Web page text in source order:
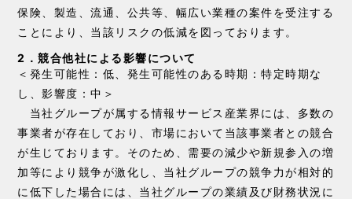
保険、製造、流通、公共等、幅広い業種の案件を受注する
ことにより、当該リスクの低減を図っております。
2．競合他社による影響について
＜発生可能性：低、発生可能性のある時期：特定時期な
し、影響度：中＞
当社グループが属する情報サービス産業界には、多数の
事業者が存在しており、市場において当該事業者との競合
が生じております。そのため、需要の減少や新規参入の増
加等により競争が激化し、当社グループの競争力が相対的
に低下した場合には、当社グループの業績及び財務状況に